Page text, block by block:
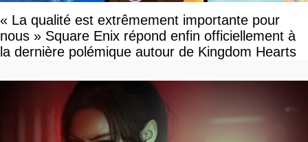
« La qualité est extrêmement importante pour
nous » Square Enix répond enfin officiellement à
la dernière polémique autour de Kingdom Hearts